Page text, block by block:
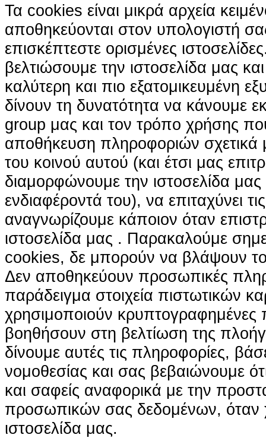
Τα cookies είναι μικρά αρχεία
αποθηκεύονται στον υπολογιστή
επισκέπτεστε ορισμένες
βελτιώσουμε την ιστοσελίδα μας
καλύτερη και πιο εξατομικευμένη
δίνουν τη δυνατότητα να κάνουμε
group μας και τον τρόπο χρήσης
αποθήκευση πληροφοριών σχετικά
του κοινού αυτού (και έτσι μας
διαμορφώνουμε την ιστοσελίδα
ενδιαφέροντά του), να επιταχύνει
αναγνωρίζουμε κάποιον όταν
ιστοσελίδα μας . Παρακαλούμε
cookies, δε μπορούν να βλάψουν
Δεν αποθηκεύουν προσωπικές
παράδειγμα στοιχεία πιστωτικών
χρησιμοποιούν κρυπτογραφημένες
βοηθήσουν στη βελτίωση της
δίνουμε αυτές τις πληροφορίες,
νομοθεσίας και σας βεβαιώνουμε ότι
και σαφείς αναφορικά με την
προσωπικών σας δεδομένων, όταν
ιστοσελίδα μας.